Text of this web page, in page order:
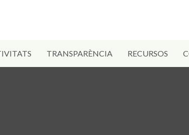
TRANSPARÈNCIA RECURSOS